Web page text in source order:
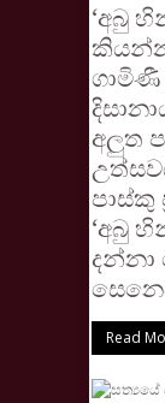
‘අබු
ගාමිණී
අලුත
පාස්කු
‘අබු
Read